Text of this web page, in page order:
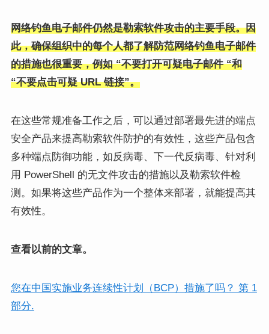
网络钓鱼电子邮件仍然是勒索软件攻击的主要手段。因
此，确保组织中的每个人都了解防范网络钓鱼电子邮件
的措施也很重要，例如 “不要打开可疑电子邮件 “和
“不要点击可疑 URL 链接”。
在这些常规准备工作之后，可以通过部署最先进的端点
安全产品来提高勒索软件防护的有效性，这些产品包含
多种端点防御功能，如反病毒、下一代反病毒、针对利
用 PowerShell 的无文件攻击的措施以及勒索软件检
测。如果将这些产品作为一个整体来部署，就能提高其
有效性。
查看以前的文章。
您在中国实施业务连续性计划（BCP）措施了吗？ 第 1
部分.